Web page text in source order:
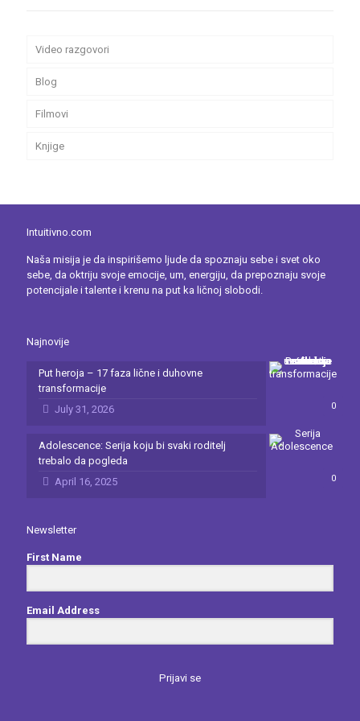
Video razgovori
Blog
Filmovi
Knjige
Intuitivno.com
Naša misija je da inspirišemo ljude da spoznaju sebe i svet oko
sebe, da oktriju svoje emocije, um, energiju, da prepoznaju svoje
potencijale i talente i krenu na put ka ličnoj slobodi.
Najnovije
0
Put heroja – 17 faza lične i duhovne
transformacije
July 31, 2026
0
Adolescence: Serija koju bi svaki roditelj
trebalo da pogleda
April 16, 2025
Newsletter
First Name
Email Address
Prijavi se